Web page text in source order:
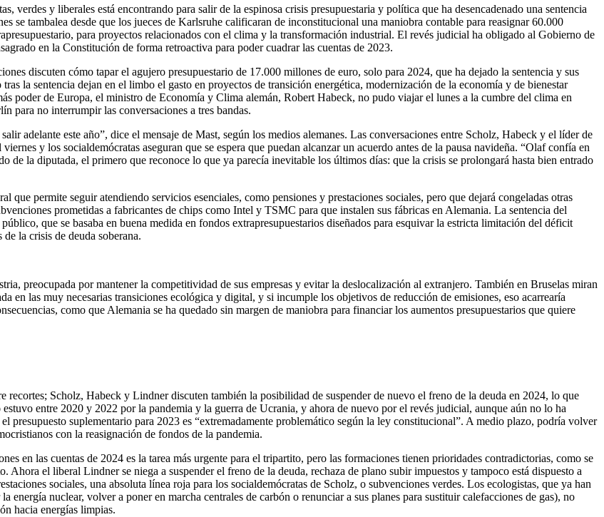
verdes y liberales está encontrando para salir de la espinosa crisis presupuestaria y política que ha desencadenado una sentencia
se tambalea desde que los jueces de Karlsruhe calificaran de inconstitucional una maniobra contable para reasignar 60.000
para proyectos relacionados con el clima y la transformación industrial. El revés judicial ha obligado al Gobierno de
en la Constitución de forma retroactiva para poder cuadrar las cuentas de 2023.
discuten cómo tapar el agujero presupuestario de 17.000 millones de euro, solo para 2024, que ha dejado la sentencia y sus
la sentencia dejan en el limbo el gasto en proyectos de transición energética, modernización de la economía y de bienestar
poder de Europa, el ministro de Economía y Clima alemán, Robert Habeck, no pudo viajar el lunes a la cumbre del clima en
para no interrumpir las conversaciones a tres bandas.
adelante este año”, dice el mensaje de Mast, según los medios alemanes. Las conversaciones entre Scholz, Habeck y el líder de
y los socialdemócratas aseguran que se espera que puedan alcanzar un acuerdo antes de la pausa navideña. “Olaf confía en
de la diputada, el primero que reconoce lo que ya parecía inevitable los últimos días: que la crisis se prolongará hasta bien entrado
que permite seguir atendiendo servicios esenciales, como pensiones y prestaciones sociales, pero que dejará congeladas otras
prometidas a fabricantes de chips como Intel y TSMC para que instalen sus fábricas en Alemania. La sentencia del
que se basaba en buena medida en fondos extrapresupuestarios diseñados para esquivar la estricta limitación del déficit
la crisis de deuda soberana.
preocupada por mantener la competitividad de sus empresas y evitar la deslocalización al extranjero. También en Bruselas miran
en las muy necesarias transiciones ecológica y digital, y si incumple los objetivos de reducción de emisiones, eso acarrearía
como que Alemania se ha quedado sin margen de maniobra para financiar los aumentos presupuestarios que quiere
recortes; Scholz, Habeck y Lindner discuten también la posibilidad de suspender de nuevo el freno de la deuda en 2024, lo que
entre 2020 y 2022 por la pandemia y la guerra de Ucrania, y ahora de nuevo por el revés judicial, aunque aún no lo ha
presupuesto suplementario para 2023 es “extremadamente problemático según la ley constitucional”. A medio plazo, podría volver
con la reasignación de fondos de la pandemia.
en las cuentas de 2024 es la tarea más urgente para el tripartito, pero las formaciones tienen prioridades contradictorias, como se
Ahora el liberal Lindner se niega a suspender el freno de la deuda, rechaza de plano subir impuestos y tampoco está dispuesto a
sociales, una absoluta línea roja para los socialdemócratas de Scholz, o subvenciones verdes. Los ecologistas, que ya han
energía nuclear, volver a poner en marcha centrales de carbón o renunciar a sus planes para sustituir calefacciones de gas), no
hacia energías limpias.